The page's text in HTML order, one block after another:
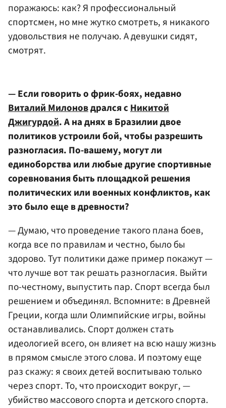
поражаюсь: как? Я профессиональный
спортсмен, но мне жутко смотреть, я никакого
удовольствия не получаю. А девушки сидят,
смотрят.
— Если говорить о фрик-боях, недавно
Виталий Милоновдрался сНикитой
Джигурдой. А на днях в Бразилии двое
политиков устроили бой, чтобы разрешить
разногласия. По-вашему, могут ли
единоборства или любые другие спортивные
соревнования быть площадкой решения
политических или военных конфликтов, как
это было еще в древности?
— Думаю, что проведение такого плана боев,
когда все по правилам и честно, было бы
здорово. Тут политики даже пример покажут —
что лучше вот так решать разногласия. Выйти
по-честному, выпустить пар. Спорт всегда был
решением и объединял. Вспомните: в Древней
Греции, когда шли Олимпийские игры, войны
останавливались. Спорт должен стать
идеологией всего, он влияет на всю нашу жизнь
в прямом смысле этого слова. И поэтому еще
раз скажу: я своих детей воспитываю только
через спорт. То, что происходит вокруг, —
убийство массового спорта и детского спорта.